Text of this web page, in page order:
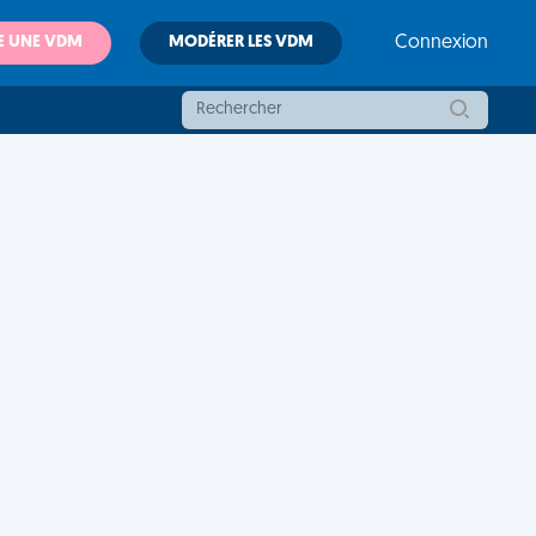
UNE VDM MODÉRER LES VDM Connexion